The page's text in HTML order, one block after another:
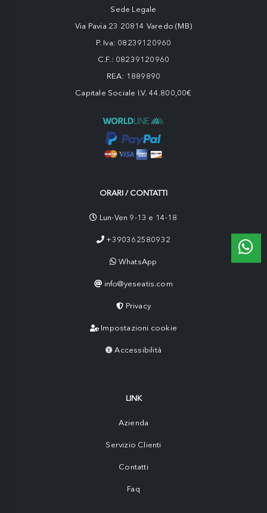
Sede Legale
Via Pavia 23 20814 Varedo (MB)
P. Iva: 08239120960
C.F.: 08239120960
REA: 1889890
Capitale Sociale I.V. 44.800,00€
ORARI / CONTATTI
Lun-Ven 9-13 e 14-18
+390362580932
WhatsApp
info@yeseatis.com
Privacy
Impostazioni cookie
Accessibilità
LINK
Azienda
Servizio Clienti
Contatti
Faq